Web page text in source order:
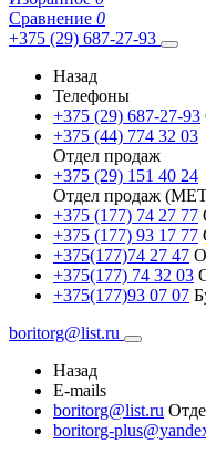
Сравнение 0
+375 (29) 687-27-93
Назад
Телефоны
+375 (29) 687-27-93
+375 (44) 774 32 03
Отдел продаж
+375 (29) 151 40 24
Отдел продаж
+375 (177) 74 27 77
+375 (177) 93 17 77
+375(177)74 27 47
+375(177) 74 32 03
+375(177)93 07 07
boritorg@list.ru
Назад
E-mails
boritorg@list.ru
boritorg-